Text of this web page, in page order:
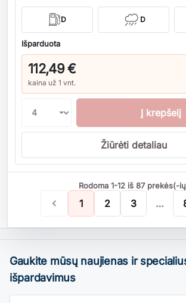
D D
Išparduota
112,49 €
kaina už 1 vnt.
Į krepšelį
Žiūrėti detaliau
Rodoma 1-12 iš 87 prekės(-
 1 2 3 …
Gaukite mūsų naujienas ir
išpardavimus